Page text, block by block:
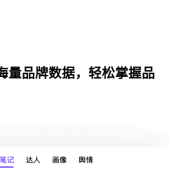
量品牌数据，轻松掌握品